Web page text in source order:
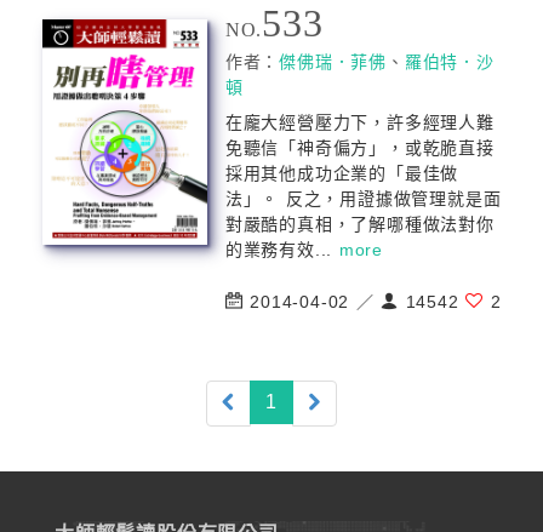
NO. 533
作者：傑佛瑞．菲佛 、 羅伯特．沙
頓
在龐大經營壓力下，許多經理人難
免聽信「神奇偏方」，或乾脆直接
採用其他成功企業的「最佳做
法」。 反之，用證據做管理就是面
對嚴酷的真相，了解哪種做法對你
的業務有效... more
2014-04-02 ／ 14542 2
1 (current)